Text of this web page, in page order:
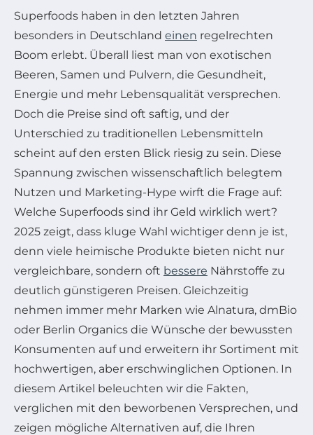
Superfoods haben in den letzten Jahren
besonders in Deutschland einen regelrechten
Boom erlebt. Überall liest man von exotischen
Beeren, Samen und Pulvern, die Gesundheit,
Energie und mehr Lebensqualität versprechen.
Doch die Preise sind oft saftig, und der
Unterschied zu traditionellen Lebensmitteln
scheint auf den ersten Blick riesig zu sein. Diese
Spannung zwischen wissenschaftlich belegtem
Nutzen und Marketing-Hype wirft die Frage auf:
Welche Superfoods sind ihr Geld wirklich wert?
2025 zeigt, dass kluge Wahl wichtiger denn je ist,
denn viele heimische Produkte bieten nicht nur
vergleichbare, sondern oft bessere Nährstoffe zu
deutlich günstigeren Preisen. Gleichzeitig
nehmen immer mehr Marken wie Alnatura, dmBio
oder Berlin Organics die Wünsche der bewussten
Konsumenten auf und erweitern ihr Sortiment mit
hochwertigen, aber erschwinglichen Optionen. In
diesem Artikel beleuchten wir die Fakten,
verglichen mit den beworbenen Versprechen, und
zeigen mögliche Alternativen auf, die Ihren